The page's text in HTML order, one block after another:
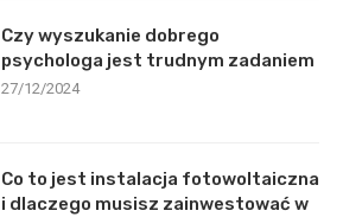
Czy wyszukanie dobrego
psychologa jest trudnym zadaniem
27/12/2024
Co to jest instalacja fotowoltaiczna
i dlaczego musisz zainwestować w